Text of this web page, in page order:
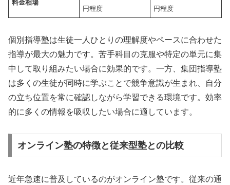
料金相場
円程度
円程度
個別指導塾は生徒一人ひとりの理解度やペースに合わせた
指導が最大の魅力です。苦手科目の克服や特定の単元に集
中して取り組みたい場合に効果的です。一方、集団指導塾
は多くの生徒が同時に学ぶことで競争意識が生まれ、自分
の立ち位置を常に確認しながら学習できる環境です。効率
的に多くの情報を吸収したい場合に適しています。
オンライン塾の特徴と従来型塾との比較
近年急速に普及しているのがオンライン塾です。従来の通